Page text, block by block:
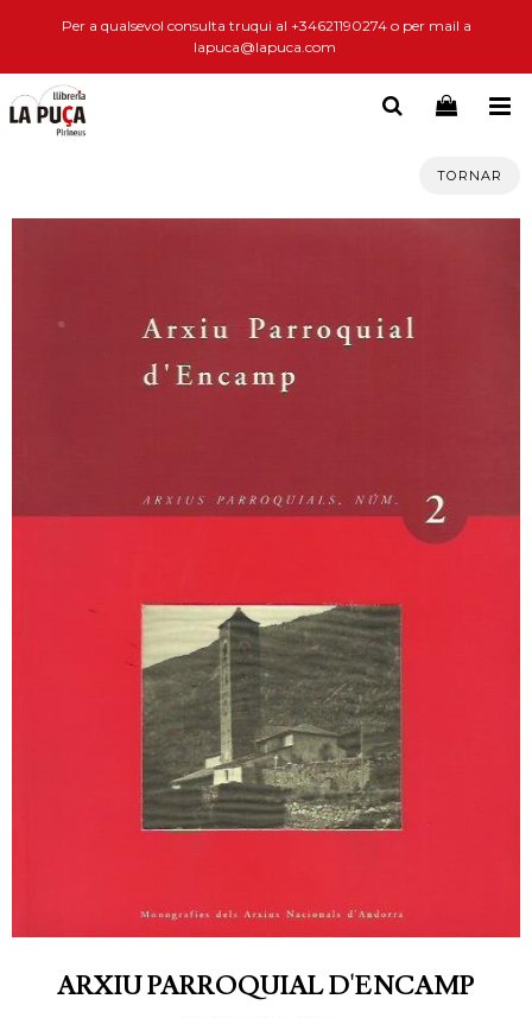
Per a qualsevol consulta truqui al +34621190274 o per mail a
lapuca@lapuca.com
TORNAR
ARXIU PARROQUIAL D'ENCAMP